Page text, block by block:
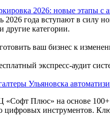
2026: новые этапы с
года вступают в силу
другие категории.
ваш бизнес к
экспресс-аудит
Ульяновска
Плюс» на основе 100+
цифровых инструментов.